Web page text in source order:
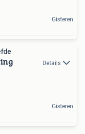
Gisteren
Details
Gisteren